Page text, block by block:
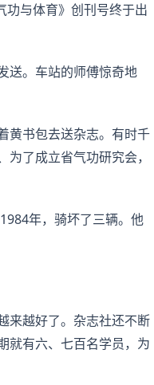
功与体育》创刊号终于出
送。车站的师傅惊奇地
黄书包去送杂志。有时千
了成立省气功研究会，
年，骑坏了三辆。他
来越好了。杂志社还不断
就有六、七百名学员，为